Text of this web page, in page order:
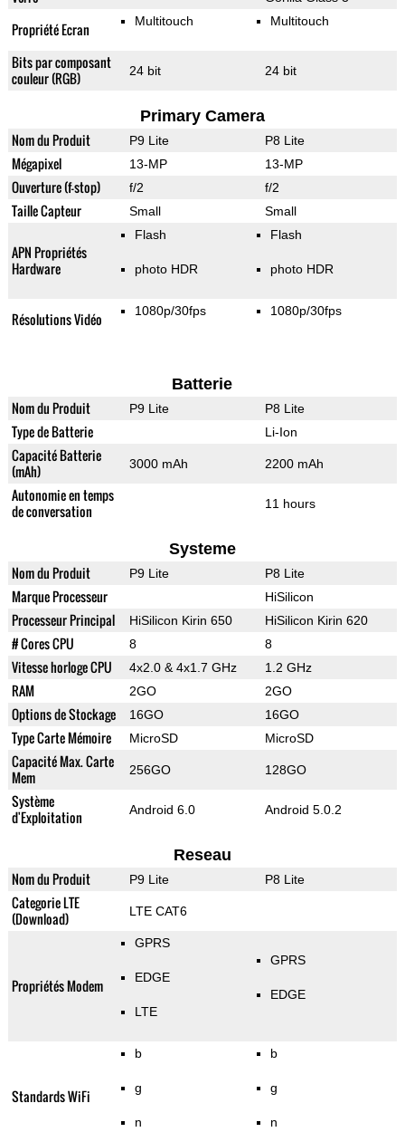
Propriété Ecran Multitouch Multitouch
Bits par composant
couleur (RGB)
24 bit 24 bit
Primary Camera
Nom du Produit P9 Lite P8 Lite
Mégapixel 13-MP 13-MP
Ouverture (f-stop) f/2 f/2
Taille Capteur Small Small
APN Propriétés
Hardware
Flash
photo HDR
Flash
photo HDR
Résolutions Vidéo 1080p/30fps 1080p/30fps
Batterie
Nom du Produit P9 Lite P8 Lite
Type de Batterie Li-Ion
Capacité Batterie
(mAh)
3000 mAh 2200 mAh
Autonomie en temps
de conversation
11 hours
Systeme
Nom du Produit P9 Lite P8 Lite
Marque Processeur HiSilicon
Processeur Principal HiSilicon Kirin 650 HiSilicon Kirin 620
# Cores CPU 8 8
Vitesse horloge CPU 4x2.0 & 4x1.7 GHz 1.2 GHz
RAM 2GO 2GO
Options de Stockage 16GO 16GO
Type Carte Mémoire MicroSD MicroSD
Capacité Max. Carte
Mem
256GO 128GO
Système
d'Exploitation
Android 6.0 Android 5.0.2
Reseau
Nom du Produit P9 Lite P8 Lite
Categorie LTE
(Download)
LTE CAT6
Propriétés Modem
GPRS
EDGE
LTE
GPRS
EDGE
Standards WiFi
b
g
n
b
g
n